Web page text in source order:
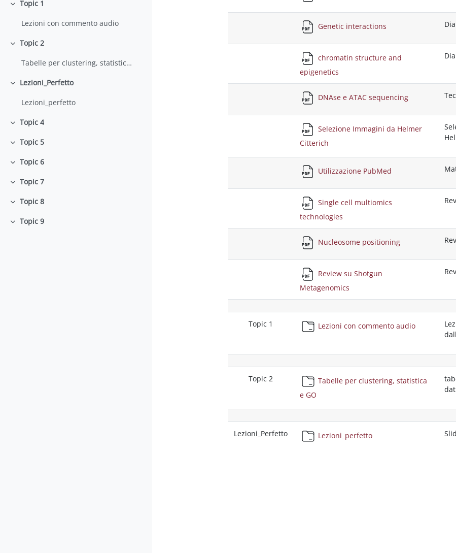
Minimizza
Topic 1
Lezioni con commento audio
Minimizza
Topic 2
Tabelle per clustering, statistica e GO
Minimizza
Lezioni_Perfetto
Lezioni_perfetto
Minimizza
Topic 4
Minimizza
Topic 5
Minimizza
Topic 6
Minimizza
Topic 7
Minimizza
Topic 8
Minimizza
Topic 9
Genetic interactions
chromatin structure and
epigenetics
DNAse e ATAC sequencing
Selezione Immagini da Helmer
Citterich
Utilizzazione PubMed
Single cell multiomics
technologies
Nucleosome positioning
Review su Shotgun
Metagenomics
Topic 1 Lezioni con commento audio
Topic 2
Tabelle per clustering, statistica
e GO
Lezioni_Perfetto Lezioni_perfetto